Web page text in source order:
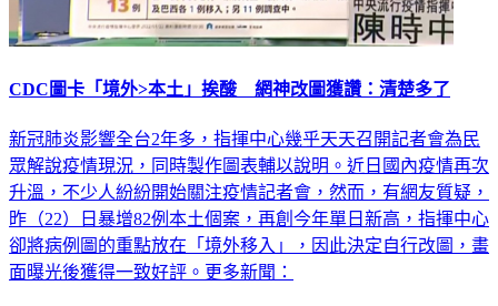
CDC圖卡「境外>本土」挨酸 網神改圖獲讚：清楚多了
新冠肺炎影響全台2年多，指揮中心幾乎天天召開記者會為民
眾解說疫情現況，同時製作圖表輔以說明。近日國內疫情再次
升溫，不少人紛紛開始關注疫情記者會，然而，有網友質疑，
昨（22）日暴增82例本土個案，再創今年單日新高，指揮中心
卻將病例圖的重點放在「境外移入」，因此決定自行改圖，畫
面曝光後獲得一致好評。更多新聞：